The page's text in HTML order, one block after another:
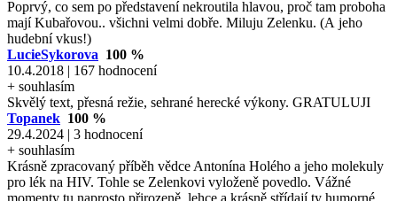
Poprvý, co sem po představení nekroutila hlavou, proč tam proboha
mají Kubařovou.. všichni velmi dobře. Miluju Zelenku. (A jeho
hudební vkus!)
LucieSykorova 100 %
10.4.2018 | 167 hodnocení
+ souhlasím
Skvělý text, přesná režie, sehrané herecké výkony. GRATULUJI
Topanek 100 %
29.4.2024 | 3 hodnocení
+ souhlasím
Krásně zpracovaný příběh vědce Antonína Holého a jeho molekuly
pro lék na HIV. Tohle se Zelenkovi vyloženě povedlo. Vážné
momenty tu naprosto přirozeně, lehce a krásně střídají ty humorné